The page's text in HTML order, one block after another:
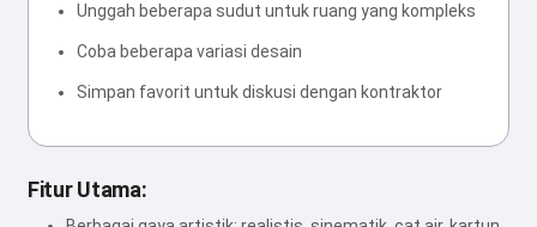
Unggah beberapa sudut untuk ruang yang kompleks
Coba beberapa variasi desain
Simpan favorit untuk diskusi dengan kontraktor
Fitur Utama: